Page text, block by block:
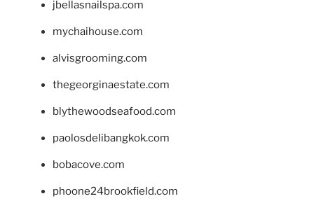
jbellasnailspa.com
mychaihouse.com
alvisgrooming.com
thegeorginaestate.com
blythewoodseafood.com
paolosdelibangkok.com
bobacove.com
phoone24brookfield.com